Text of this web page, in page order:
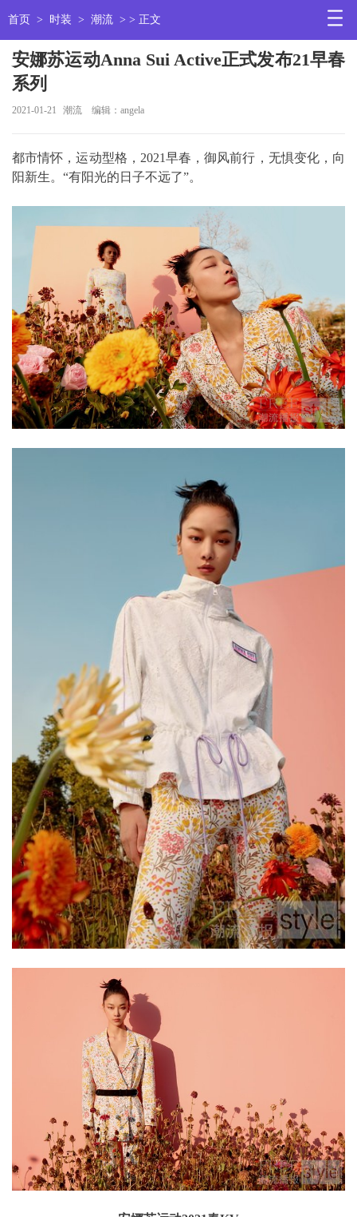
首页 > 时装 > 潮流 > > 正文
安娜苏运动Anna Sui Active正式发布21早春
系列
2021-01-21 潮流 编辑：angela
都市情怀，运动型格，2021早春，御风前行，无惧变化，向
阳新生。“有阳光的日子不远了”。